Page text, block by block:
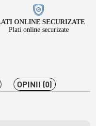
ONLINE SECURIZATE
Plati online securizate
OPINII (0)